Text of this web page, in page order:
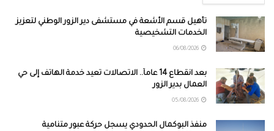
تأهيل قسم الأشعة في مستشفى دير الزور الوطني لتعزيز
الخدمات التشخيصية
بعد انقطاع 14 عاماً.. الاتصالات تعيد خدمة الهاتف إلى حي
العمال بدير الزور
منفذ البوكمال الحدودي يسجل حركة عبور متنامية